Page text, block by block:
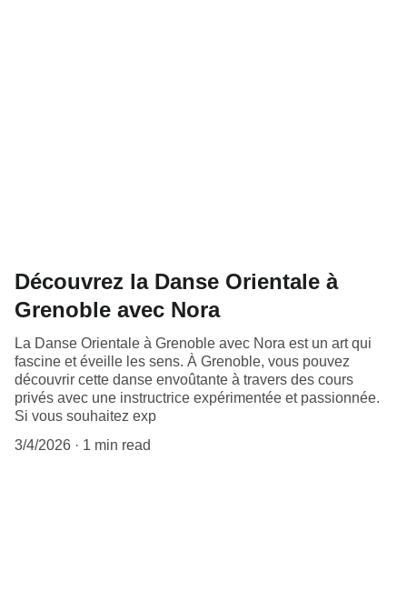
Découvrez la Danse Orientale à
Grenoble avec Nora
La Danse Orientale à Grenoble avec Nora est un art qui
fascine et éveille les sens. À Grenoble, vous pouvez
découvrir cette danse envoûtante à travers des cours
privés avec une instructrice expérimentée et passionnée.
Si vous souhaitez exp
3/4/2026
1 min read